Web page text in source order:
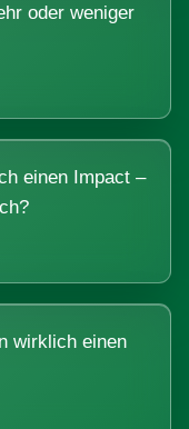
oder weniger
einen Impact –
wirklich einen